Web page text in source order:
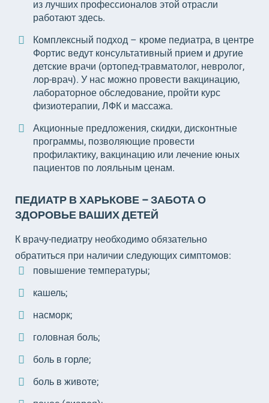
из лучших профессионалов этой отрасли
работают здесь.
Комплексный подход – кроме педиатра, в центре
Фортис ведут консультативный прием и другие
детские врачи (ортопед-травматолог, невролог,
лор-врач). У нас можно провести вакцинацию,
лабораторное обследование, пройти курс
физиотерапии, ЛФК и массажа.
Акционные предложения, скидки, дисконтные
программы, позволяющие провести
профилактику, вакцинацию или лечение юных
пациентов по лояльным ценам.
ПЕДИАТР В ХАРЬКОВЕ – ЗАБОТА О
ЗДОРОВЬЕ ВАШИХ ДЕТЕЙ
К врачу-педиатру необходимо обязательно
обратиться при наличии следующих симптомов:
повышение температуры;
кашель;
насморк;
головная боль;
боль в горле;
боль в животе;